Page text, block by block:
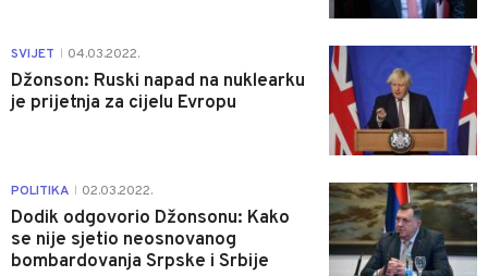
SVIJET 04.03.2022.
Džonson: Ruski napad na nuklearku
je prijetnja za cijelu Evropu
1
POLITIKA 02.03.2022.
Dodik odgovorio Džonsonu: Kako
se nije sjetio neosnovanog
bombardovanja Srpske i Srbije
1